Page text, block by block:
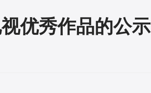
优秀作品的公示